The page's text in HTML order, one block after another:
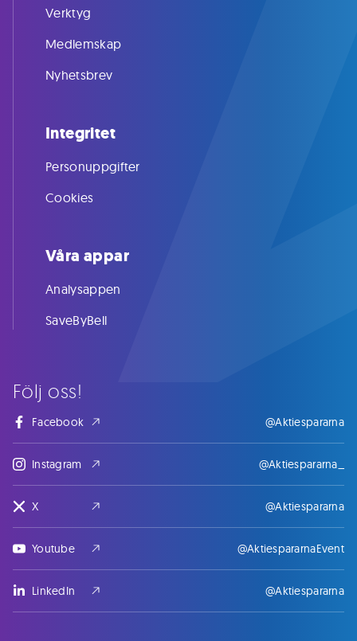
Följ oss!
Facebook @Aktiespararna
Instagram @Aktiespararna_
X @Aktiespararna
Youtube @AktiespararnaEvent
LinkedIn @Aktiespararna
Verktyg
Medlemskap
Nyhetsbrev
Integritet
Personuppgifter
Cookies
Våra appar
Analysappen
SaveByBell